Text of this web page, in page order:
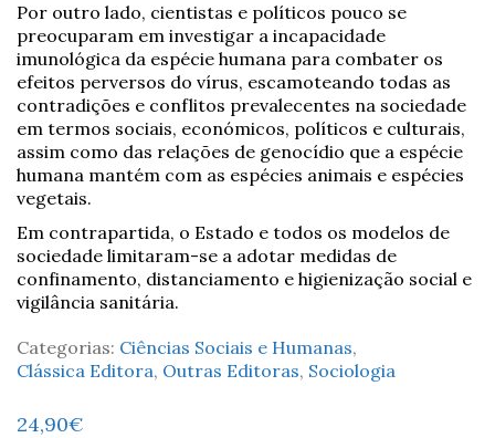
Por outro lado, cientistas e políticos pouco se
preocuparam em investigar a incapacidade
imunológica da espécie humana para combater os
efeitos perversos do vírus, escamoteando todas as
contradições e conflitos prevalecentes na sociedade
em termos sociais, económicos, políticos e culturais,
assim como das relações de genocídio que a espécie
humana mantém com as espécies animais e espécies
vegetais.
Em contrapartida, o Estado e todos os modelos de
sociedade limitaram-se a adotar medidas de
confinamento, distanciamento e higienização social e
vigilância sanitária.
Categorias: Ciências Sociais e Humanas,
Clássica Editora, Outras Editoras, Sociologia
24,90€